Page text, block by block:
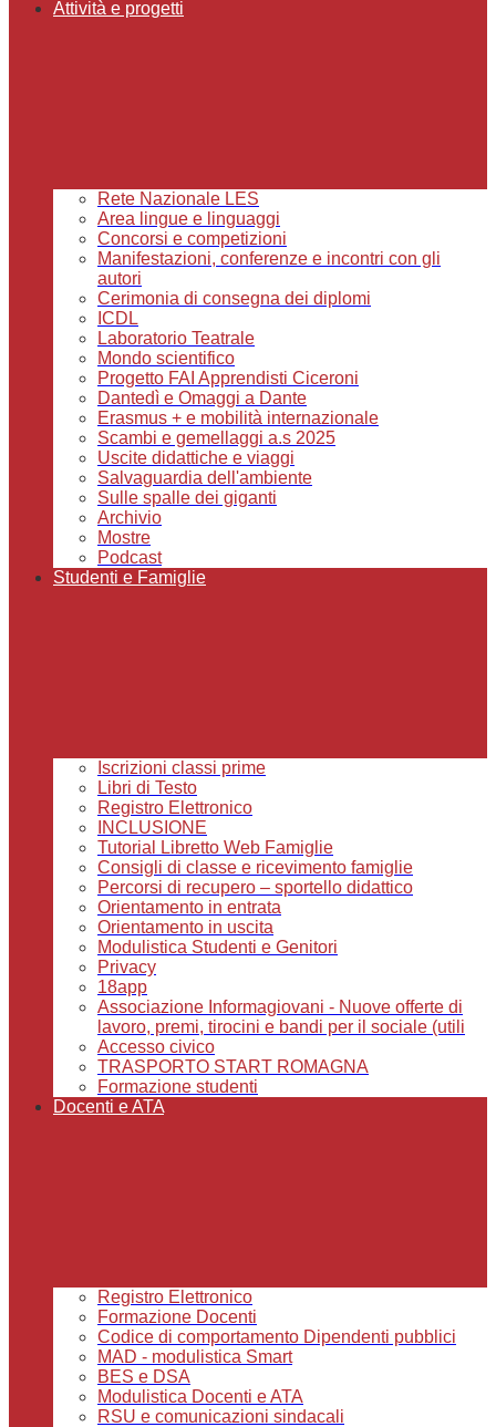
Attività e progetti
Rete Nazionale LES
Area lingue e linguaggi
Concorsi e competizioni
Manifestazioni, conferenze e incontri con gli
autori
Cerimonia di consegna dei diplomi
ICDL
Laboratorio Teatrale
Mondo scientifico
Progetto FAI Apprendisti Ciceroni
Dantedì e Omaggi a Dante
Erasmus + e mobilità internazionale
Scambi e gemellaggi a.s 2025
Uscite didattiche e viaggi
Salvaguardia dell'ambiente
Sulle spalle dei giganti
Archivio
Mostre
Podcast
Studenti e Famiglie
Iscrizioni classi prime
Libri di Testo
Registro Elettronico
INCLUSIONE
Tutorial Libretto Web Famiglie
Consigli di classe e ricevimento famiglie
Percorsi di recupero – sportello didattico
Orientamento in entrata
Orientamento in uscita
Modulistica Studenti e Genitori
Privacy
18app
Associazione Informagiovani - Nuove offerte di
lavoro, premi, tirocini e bandi per il sociale (utili
Accesso civico
TRASPORTO START ROMAGNA
Formazione studenti
Docenti e ATA
Registro Elettronico
Formazione Docenti
Codice di comportamento Dipendenti pubblici
MAD - modulistica Smart
BES e DSA
Modulistica Docenti e ATA
RSU e comunicazioni sindacali